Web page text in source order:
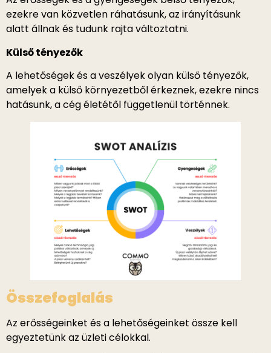
ezekre van közvetlen ráhatásunk, az irányításunk
alatt állnak és tudunk rajta változtatni.
Külső tényezők
A lehetőségek és a veszélyek olyan külső tényezők,
amelyek a külső környezetből érkeznek, ezekre nincs
hatásunk, a cég életétől függetlenül történnek.
Összefoglalás
Az erősségeinket és a lehetőségeinket össze kell
egyeztetünk az üzleti célokkal.